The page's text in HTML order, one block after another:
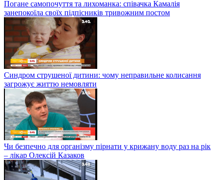
Погане самопочуття та лихоманка: співачка Камалія
занепокоїла своїх підпісників тривожним постом
Синдром струшеної дитини: чому неправильне колисання
загрожує життю немовляти
Чи безпечно для організму пірнати у крижану воду раз на рік
– лікар Олексій Казаков